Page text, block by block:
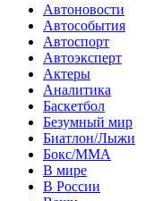
Автоновости
Автособытия
Автоспорт
Автоэксперт
Актеры
Аналитика
Баскетбол
Безумный мир
Биатлон/Лыжи
Бокс/MMA
В мире
В России